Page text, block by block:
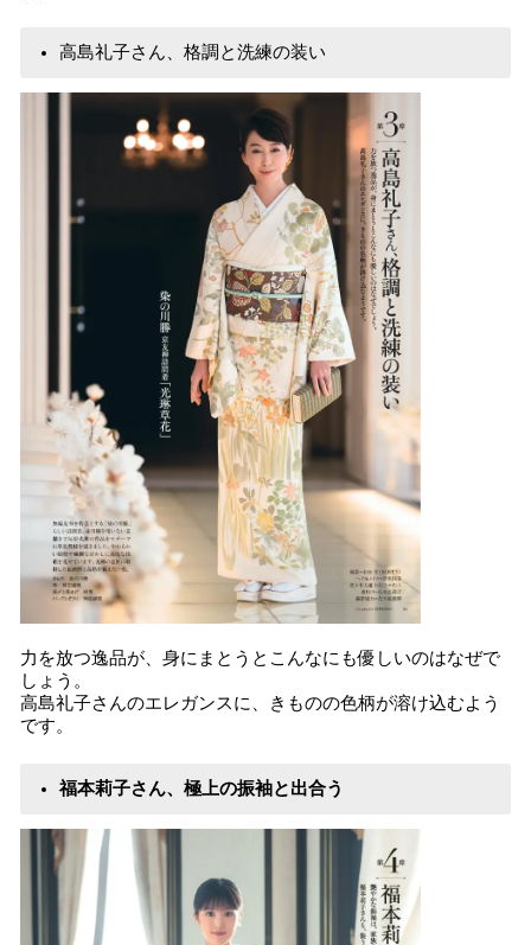
高島礼子さん、格調と洗練の装い
力を放つ逸品が、身にまとうとこんなにも優しいのはなぜで
しょう。
高島礼子さんのエレガンスに、きものの色柄が溶け込むよう
です。
福本莉子さん、極上の振袖と出合う